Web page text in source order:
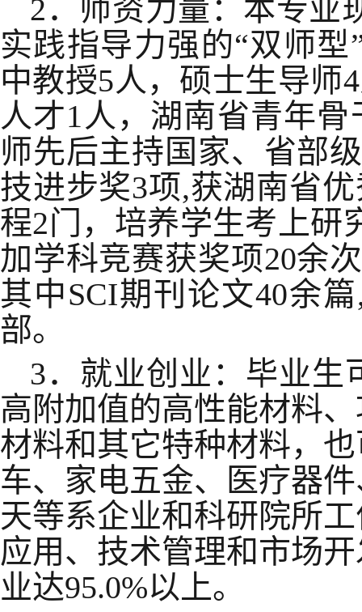
2．师资力量：本专业
实践指导力强的“双师
中教授5人，硕士生导师
人才1人，湖南省青年
师先后主持国家、省部
技进步奖3项,获湖南省
程2门，培养学生考上研
加学科竞赛获奖项20余
其中SCI期刊论文40余
部。
3．就业创业：毕业生
高附加值的高性能材料
材料和其它特种材料，
车、家电五金、医疗器
天等系企业和科研院所
应用、技术管理和市场
业达95.0%以上。